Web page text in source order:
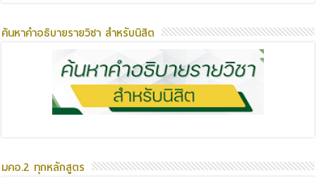
ค้นหาคำอธิบายรายวิชา สำหรับนิสิต
มคอ.2 ทุกหลักสูตร